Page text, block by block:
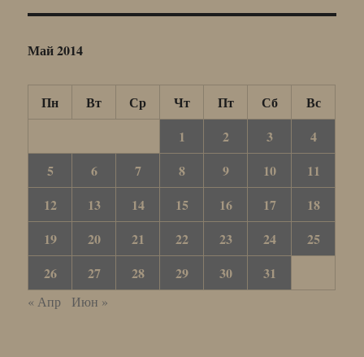
Май 2014
Пн Вт Ср Чт Пт Сб
Вс
1
2 3
4
5
6 7 8 9 10
11
12
13 14 15 16 17
18
19
20 21 22 23 24
25
26
27 28 29 30 31
« Апр Июн »